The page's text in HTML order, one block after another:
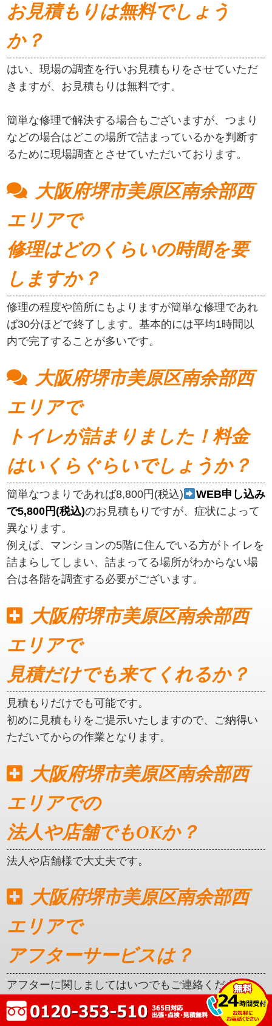
お見積もりは無料でしょう
か？
はい、現場の調査を行いお見積もりをさせていただ
きますが、お見積もりは無料です。
簡単な修理で解決する場合もございますが、つまり
などの場合はどこの場所で詰まっているかを判断す
るために現場調査とさせていただいております。
大阪府堺市美原区南余部西
エリアで
修理はどのくらいの時間を要
しますか？
修理の程度や箇所にもよりますが簡単な修理であれ
ば30分ほどで終了します。基本的には平均1時間以
内で完了することが多いです。
大阪府堺市美原区南余部西
エリアで
トイレが詰まりました！料金
はいくらぐらいでしょうか？
簡単なつまりであれば8,800円(税込)
WEB申し込み
で5,800円(税込)のお見積もりですが、症状によって
異なります。
例えば、マンションの5階に住んでいる方がトイレを
詰まらしてしまい、詰まってる場所がわからない場
合は各階を調査する必要がございます。
大阪府堺市美原区南余部西
エリアで
見積だけでも来てくれるか？
見積もりだけでも可能です。
初めに見積もりをご提示いたしますので、ご納得い
ただいてからの作業となります。
大阪府堺市美原区南余部西
エリアでの
法人や店舗でもOKか？
法人や店舗様で大丈夫です。
大阪府堺市美原区南余部西
エリアで
アフターサービスは？
アフターに関しましてはいつでもご連絡ください。
クレカ対応はしているか？